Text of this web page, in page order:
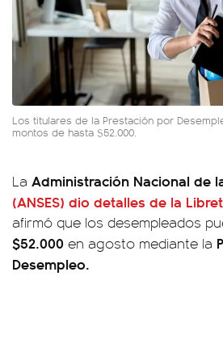
Los titulares de la Prestación por
montos de hasta $52.000.
La Administración Nacional de
(ANSES) dio detalles de la
afirmó que los desempleados
$52.000 en agosto mediante la
Desempleo.